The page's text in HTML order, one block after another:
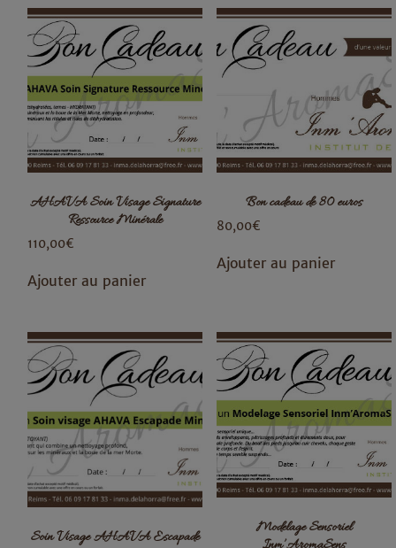
AHAVA Soin Visage Signature
Ressource Minérale
110,00€
Ajouter au panier
Bon cadeau de 80 euros
80,00€
Ajouter au panier
Soin Visage AHAVA Escapade
Modelage Sensoriel